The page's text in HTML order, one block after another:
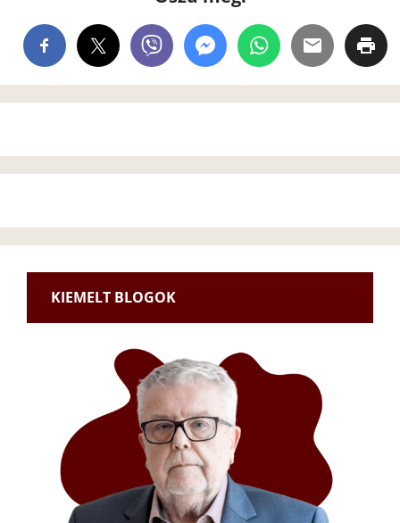
KIEMELT BLOGOK